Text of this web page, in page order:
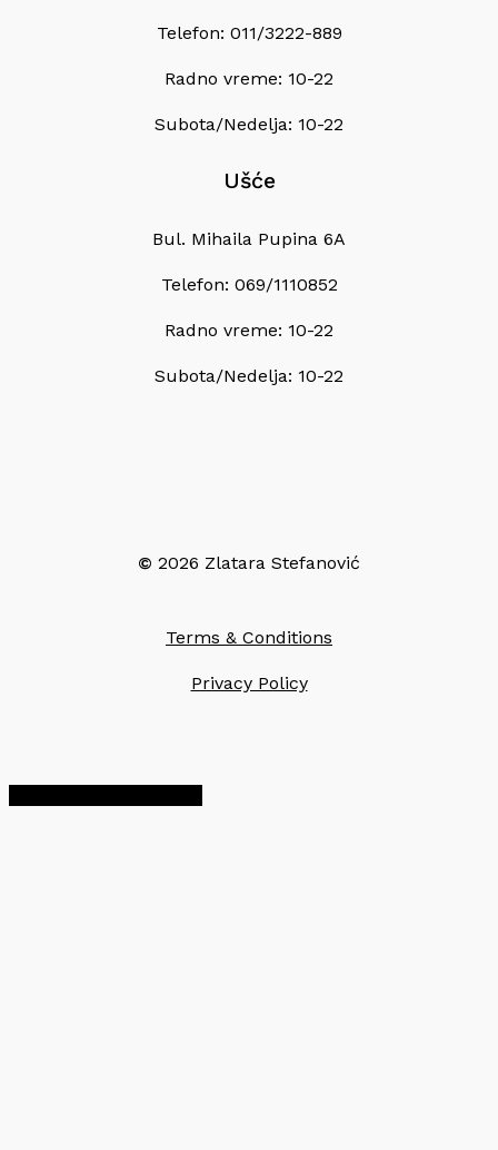
Telefon: 011/3222-889
Radno vreme: 10-22
Subota/Nedelja: 10-22
Ušće
Bul. Mihaila Pupina 6A
Telefon: 069/1110852
Radno vreme: 10-22
Subota/Nedelja: 10-22
© 2026 Zlatara Stefanović
Terms & Conditions
Privacy Policy